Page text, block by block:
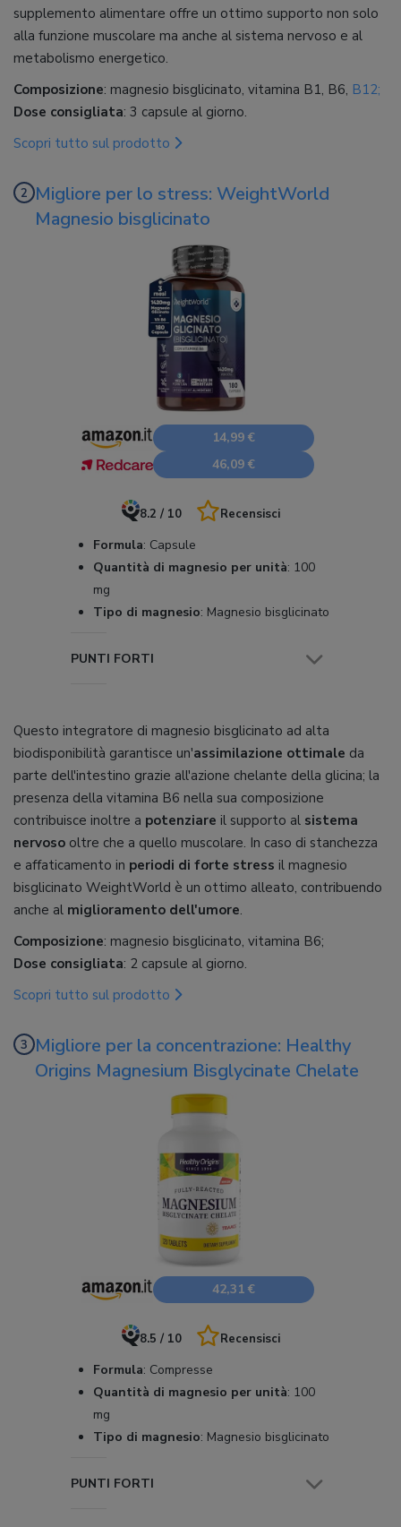
supplemento alimentare offre un ottimo supporto non solo
alla funzione muscolare ma anche al sistema nervoso e al
metabolismo energetico.
Composizione: magnesio bisglicinato, vitamina B1, B6, B12;
Dose consigliata: 3 capsule al giorno.
Scopri tutto sul prodotto
Migliore per lo stress: WeightWorld
Magnesio bisglicinato
14,99 €
46,09 €
8.2 / 10 Recensisci
Formula: Capsule
Quantità di magnesio per unità: 100
mg
Tipo di magnesio: Magnesio bisglicinato
PUNTI FORTI
Questo integratore di magnesio bisglicinato ad alta
biodisponibilità garantisce un'assimilazione ottimale da
parte dell'intestino grazie all'azione chelante della glicina; la
presenza della vitamina B6 nella sua composizione
contribuisce inoltre a potenziare il supporto al sistema
nervoso oltre che a quello muscolare. In caso di stanchezza
e affaticamento in periodi di forte stress il magnesio
bisglicinato WeightWorld è un ottimo alleato, contribuendo
anche al miglioramento dell'umore.
Composizione: magnesio bisglicinato, vitamina B6;
Dose consigliata: 2 capsule al giorno.
Scopri tutto sul prodotto
Migliore per la concentrazione: Healthy
Origins Magnesium Bisglycinate Chelate
42,31 €
8.5 / 10 Recensisci
Formula: Compresse
Quantità di magnesio per unità: 100
mg
Tipo di magnesio: Magnesio bisglicinato
PUNTI FORTI